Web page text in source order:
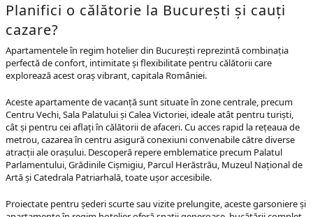
Planifici o călătorie la București și cauți
cazare?
Apartamentele în regim hotelier din București reprezintă combinația
perfectă de confort, intimitate și flexibilitate pentru călătorii care
explorează acest oraș vibrant, capitala României.
Aceste apartamente de vacanță sunt situate în zone centrale, precum
Centru Vechi, Sala Palatului și Calea Victoriei, ideale atât pentru turiști,
cât și pentru cei aflați în călătorii de afaceri. Cu acces rapid la rețeaua de
metrou, cazarea în centru asigură conexiuni convenabile către diverse
atracții ale orașului. Descoperă repere emblematice precum Palatul
Parlamentului, Grădinile Cișmigiu, Parcul Herăstrău, Muzeul Național de
Artă și Catedrala Patriarhală, toate ușor accesibile.
Proiectate pentru șederi scurte sau vizite prelungite, aceste garsoniere și